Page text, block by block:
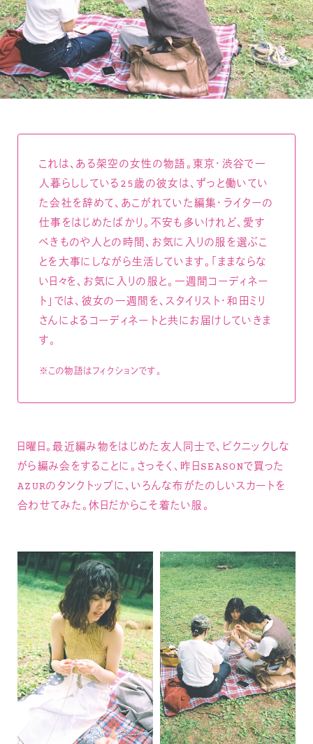
これは、ある架空の女性の物語。東京・渋谷で一
人暮らししている25歳の彼女は、ずっと働いてい
た会社を辞めて、あこがれていた編集・ライターの
仕事をはじめたばかり。不安も多いけれど、愛す
べきものや人との時間、お気に入りの服を選ぶこ
とを大事にしながら生活しています。「ままならな
い日々を、お気に入りの服と。一週間コーディネー
ト」では、彼女の一週間を、スタイリスト・和田ミリ
さんによるコーディネートと共にお届けしていきま
す。
※この物語はフィクションです。
日曜日。最近編み物をはじめた友人同士で、ピクニックしな
がら編み会をすることに。さっそく、昨日SEASONで買った
AZURのタンクトップに、いろんな布がたのしいスカートを
合わせてみた。休日だからこそ着たい服。